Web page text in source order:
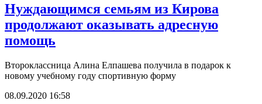
Нуждающимся семьям из Кирова
продолжают оказывать адресную
помощь
Второклассница Алина Елпашева получила в подарок к
новому учебному году спортивную форму
08.09.2020 16:58